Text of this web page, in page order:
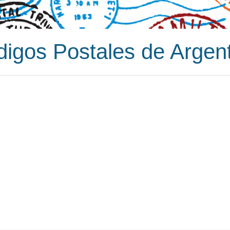
Postales de